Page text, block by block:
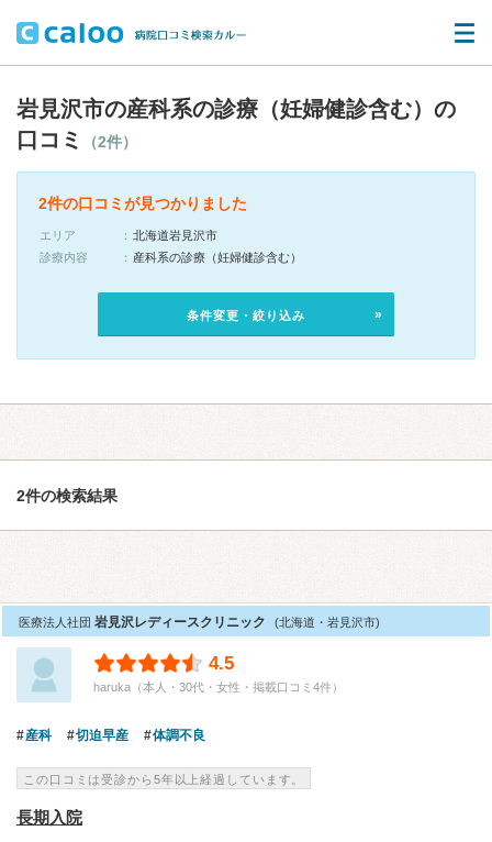
岩見沢市の産科系の診療（妊婦健診含む）の
口コミ
（2件）
2件の口コミが見つかりました
エリア
北海道岩見沢市
診療内容
産科系の診療（妊婦健診含む）
条件変更・絞り込み
2件の検索結果
医療法人社団 岩見沢レディースクリニック (北海道・岩見沢市)
4.5
haruka（本人・30代・女性・掲載口コミ4件）
産科 切迫早産 体調不良
この口コミは受診から5年以上経過しています。
長期入院